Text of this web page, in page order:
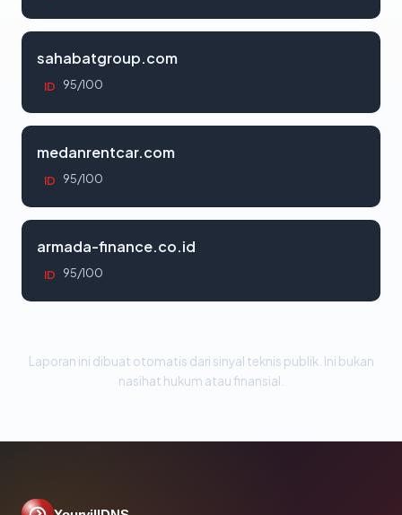
sahabatgroup.com
ID 95/100
medanrentcar.com
ID 95/100
armada-finance.co.id
ID 95/100
Laporan ini dibuat otomatis dari sinyal teknis publik. Ini bukan
nasihat hukum atau finansial.